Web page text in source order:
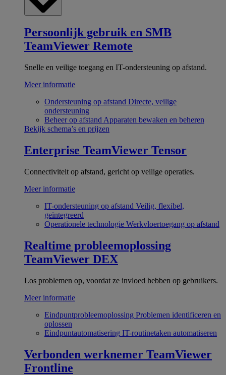
Persoonlijk gebruik en SMB
TeamViewer Remote
Snelle en veilige toegang en IT-ondersteuning op afstand.
Meer informatie
Ondersteuning op afstand Directe, veilige
ondersteuning
Beheer op afstand Apparaten bewaken en beheren
Bekijk schema’s en prijzen
Enterprise TeamViewer Tensor
Connectiviteit op afstand, gericht op veilige operaties.
Meer informatie
IT-ondersteuning op afstand Veilig, flexibel,
geïntegreerd
Operationele technologie Werkvloertoegang op afstand
Realtime probleemoplossing
TeamViewer DEX
Los problemen op, voordat ze invloed hebben op gebruikers.
Meer informatie
Eindpuntprobleemoplossing Problemen identificeren en
oplossen
Eindpuntautomatisering IT-routinetaken automatiseren
Verbonden werknemer TeamViewer
Frontline